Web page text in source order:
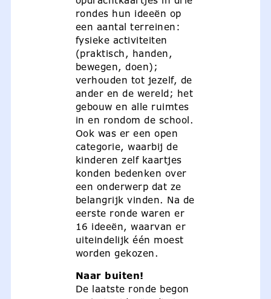
rondes hun ideeën op
een aantal terreinen:
fysieke activiteiten
(praktisch, handen,
bewegen, doen);
verhouden tot jezelf, de
ander en de wereld; het
gebouw en alle ruimtes
in en rondom de school.
Ook was er een open
categorie, waarbij de
kinderen zelf kaartjes
konden bedenken over
een onderwerp dat ze
belangrijk vinden. Na de
eerste ronde waren er
16 ideeën, waarvan er
uiteindelijk één moest
worden gekozen.
Naar buiten!
De laatste ronde begon